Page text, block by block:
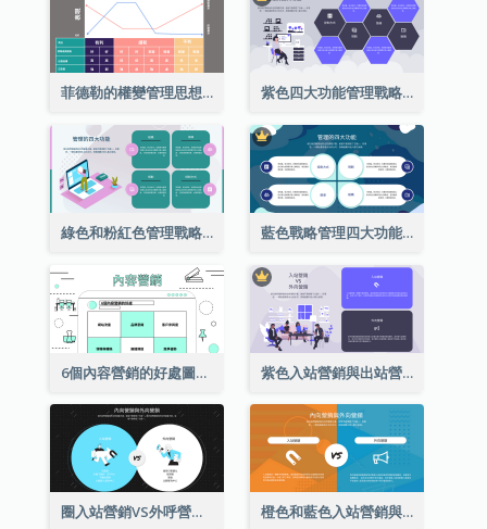
菲德勒的權變管理思想圖表分析 紫色四大功能管理戰略分析
綠色和粉紅色管理戰略分析的四個功能 藍色戰略管理四大功能分析
6個內容營銷的好處圖表 紫色入站營銷與出站營銷策略分析
圈入站營銷VS外呼營銷策略分析 橙色和藍色入站營銷與出站營銷策略分析